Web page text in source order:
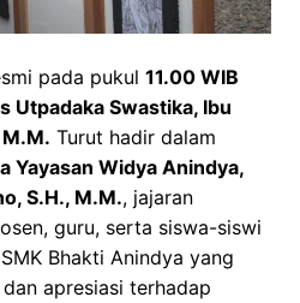
pada pukul 11.00 WIB
Utpadaka Swastika, Ibu
M.M. Turut hadir dalam
Yayasan Widya Anindya,
S.H., M.M., jajaran
guru, serta siswa-siswi
Bhakti Anindya yang
apresiasi terhadap